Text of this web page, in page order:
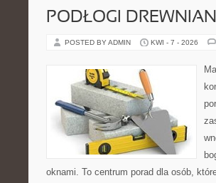
PODŁOGI
POSTED BY ADMIN KWI - 7 - 2026
oknami. To centrum porad dla osób,